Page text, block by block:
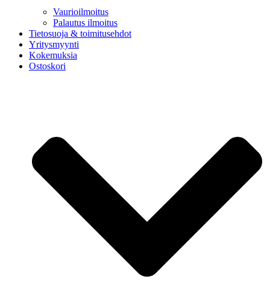
Vaurioilmoitus
Palautus ilmoitus
Tietosuoja & toimitusehdot
Yritysmyynti
Kokemuksia
Ostoskori